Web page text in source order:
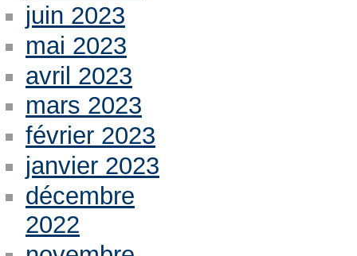
juin 2023
mai 2023
avril 2023
mars 2023
février 2023
janvier 2023
décembre
2022